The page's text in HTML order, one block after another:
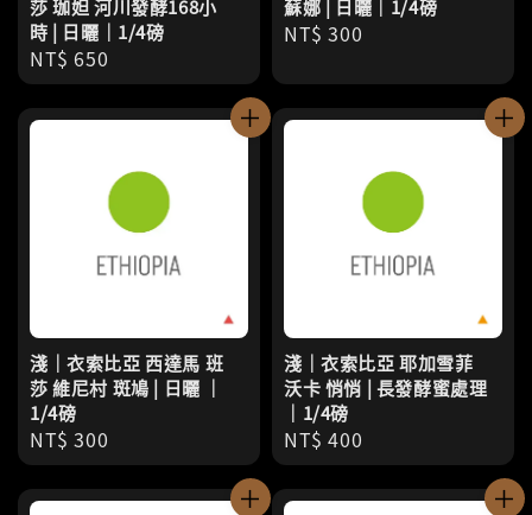
莎 珈妲 河川發酵168小
時 | 日曬｜1/4磅
Regular
price
NT$ 650
蘇娜 | 日曬｜1/4磅
Regular
NT$ 300
淺｜衣索比亞 西達馬 班
莎 維尼村 斑鳩 | 日曬 ｜
1/4磅
Regular
price
NT$ 300
淺｜衣索比亞 耶加雪菲
沃卡 悄悄 | 長發酵蜜處理
｜1/4磅
Regular
price
NT$ 400